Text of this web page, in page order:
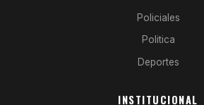
Policiales
Politica
Deportes
INSTITUCIONAL